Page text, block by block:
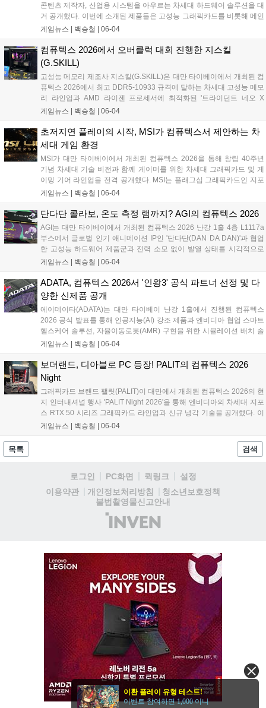
콘텐츠 제작자, 산업용 시스템을 아우르는 차세대 하드웨어 솔루션을 대
거 공개했다. 이번에 소개된 제품들은 고성능 그래픽카드를 비롯해 메인
보드, 임베디드 플랫폼, AI 기반 솔루션 등으로 구성됐다. 특히 고사양 게
하는 독자적인 냉각 기술이 적용되었다....
게임뉴스 | 백승철 06-04
컴퓨텍스 2026에서 오버클럭 대회 진행한 지스킬
(G.SKILL)
고성능 메모리 제조사 지스킬(G.SKILL)은 대만 타이베이에서 개최된 컴
퓨텍스 2026에서 최고 DDR5-10933 규격에 달하는 차세대 고성능 메모
리 라인업과 AMD 라이젠 프로세서에 최적화된 '트라이던트 네오 X
RGB' 시리즈를 대거 공개했다. 지스킬은 난강 1홀 메인 부스에 '익스트
위한 메모리 오버클럭 대회를 진행했다. 브랜드의 오버클럭 기술 제고
방향성을 보여주는 이번 전시에서는 고사양 게임 환경과 극한의 연산 환
경을 겨냥한 다채로운 튜닝 PC 및 고성능 메모리가 구동되는 모습이 실
시간으로 시연됐다....
게임뉴스 | 백승철 06-04
초저지연 플레이의 시작, MSI가 컴퓨텍스서 제안하는 차
세대 게임 환경
MSI가 대만 타이베이에서 개최된 컴퓨텍스 2026을 통해 창립 40주년
기념 차세대 기술 비전과 함께 게이머를 위한 차세대 그래픽카드 및 게
이밍 기어 라인업을 전격 공개했다. MSI는 플래그십 그래픽카드인 지포
스 RTX 5090 32G 라이트닝 Z를 비롯해 초저지연 입력 환경을 지원하는
WiFi 7 게이밍 라우터 등을 선보이며 게임 플레이 환경 최적화를 위한 풀
스택 통합 역량을 입증했다....
게임뉴스 | 백승철 06-04
단다단 콜라보, 온도 측정 램까지? AGI의 컴퓨텍스 2026
AGI는 대만 타이베이에서 개최된 컴퓨텍스 2026 난강 1홀 4층 L1117a
부스에서 글로벌 인기 애니메이션 IP인 '단다단(DAN DA DAN)'과 협업
한 고성능 하드웨어 제품군과 전력 소모 없이 발열 상태를 시각적으로
확인할 수 있는 '큐 시리즈 서모크로믹 테크' 색상 감지 방열판 기술을 공
SSD 라인업은 게이머들의 시스템 로딩 속도 단축 및 안정적인 발열 제
어 환경을 제공할 것으로 기대된다....
게임뉴스 | 백승철 06-04
ADATA, 컴퓨텍스 2026서 '인왕3' 공식 파트너 선정 및 다
양한 신제품 공개
에이데이타(ADATA)는 대만 타이베이 난강 1홀에서 진행된 컴퓨텍스
2026 공식 발표를 통해 인공지능(AI) 강조 제품과 엔비디아 협업 스마트
헬스케어 솔루션, 자율이동로봇(AMR) 구현을 위한 시뮬레이션 배치 솔
루션을 전시했다. 이와 함께 게이머를 위한 하드웨어 브랜드 XPG의 고
하드웨어 신제품과 엔비디아 협업 솔루션을 대거 공개하며 XPG는 신작
게임 '인왕 3(NIOH 3)'의 공식 게이밍 파트너로서 고성능 게이밍 환경을
적극 지원하겠다는 포부를 밝혔다....
게임뉴스 | 백승철 06-04
보더랜드, 디아블로 PC 등장! PALIT의 컴퓨텍스 2026
Night
그래픽카드 브랜드 팰릿(PALIT)이 대만에서 개최된 컴퓨텍스 2026의 현
지 인터내셔널 행사 'PALIT Night 2026'을 통해 엔비디아의 차세대 지포
스 RTX 50 시리즈 그래픽카드 라인업과 신규 냉각 기술을 공개했다. 이
번 행사에서 PALIT은 게이머가 직접 외형을 편집할 수 있는 DIY 플랫폼
이크 디자인을 함께 선보이며 브랜드 비주얼 아이덴티티 리뉴얼을 선언
게임뉴스 | 백승철 06-04
목록 검색
로그인 PC화면 퀵링크
설정
이용약관
개인정보처리방침
청소년보호정책
불법촬영물신고안내
(주)
인
이환 플레이 유형 테스트!
이벤트 참여하면 1,000 이니